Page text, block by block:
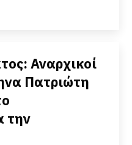
Αναρχικοί
Πατριώτη
την